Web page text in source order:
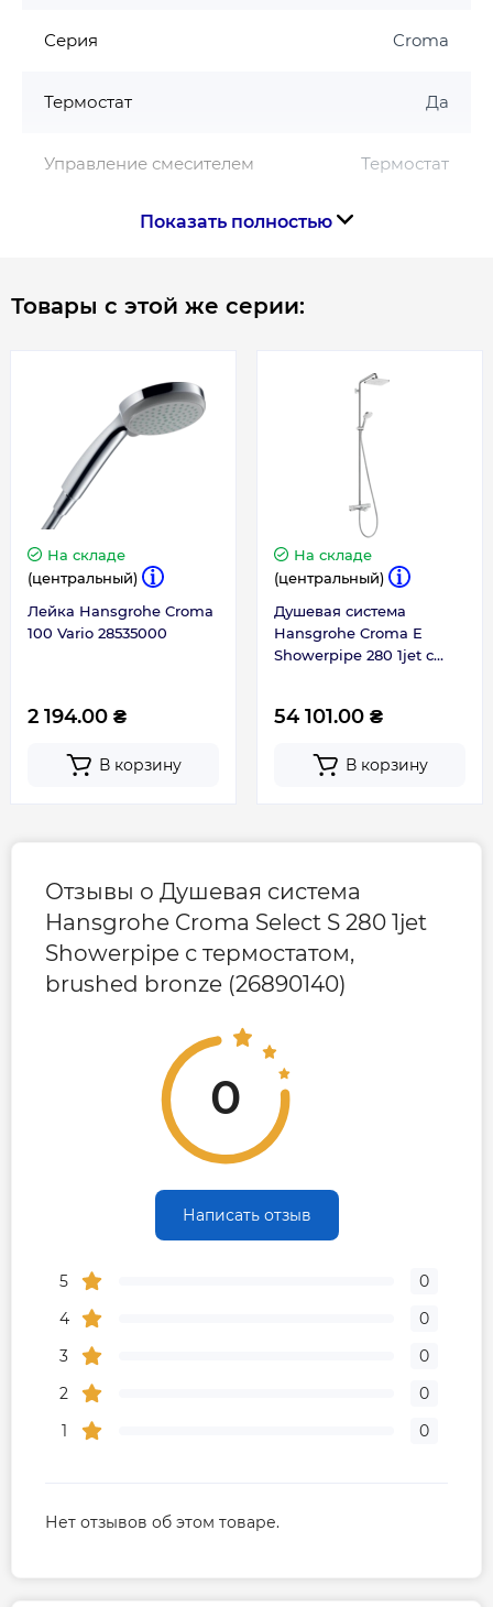
расход воды для струи RainAir (при 3 бар): 15 л
расход воды для струи Rain (при 3 бар): 11 л /
рабочее давление: мин. 1 бар / макс. 10 бар
предохранитель при 40 ° C
подходит для проточных водонагревателей
присоединительная резьба G ½
межосевое расстояние 150 ± 12 мм
Серия Croma
Термостат Да
Управление смесителем Термостат
Форма лейки
Габариты, размеры, вес
Высота, мм
Ширина, мм
Показать полностью
Товары с этой же серии:
На складе
(центральный)
Лейка Hansgrohe Croma
100 Vario 28535000
2 194.00 ₴
В корзину
На складе
(центральный)
Душевая система
Hansgrohe Croma E
Showerpipe 280 1jet с
54 101.00 ₴
В корзину
Отзывы о Душевая система
Hansgrohe Croma Select S 280 1jet
Showerpipe с термостатом,
brushed bronze (26890140)
0
Написать отзыв
5
0
4
0
3
0
2
0
1
0
Нет отзывов об этом товаре.